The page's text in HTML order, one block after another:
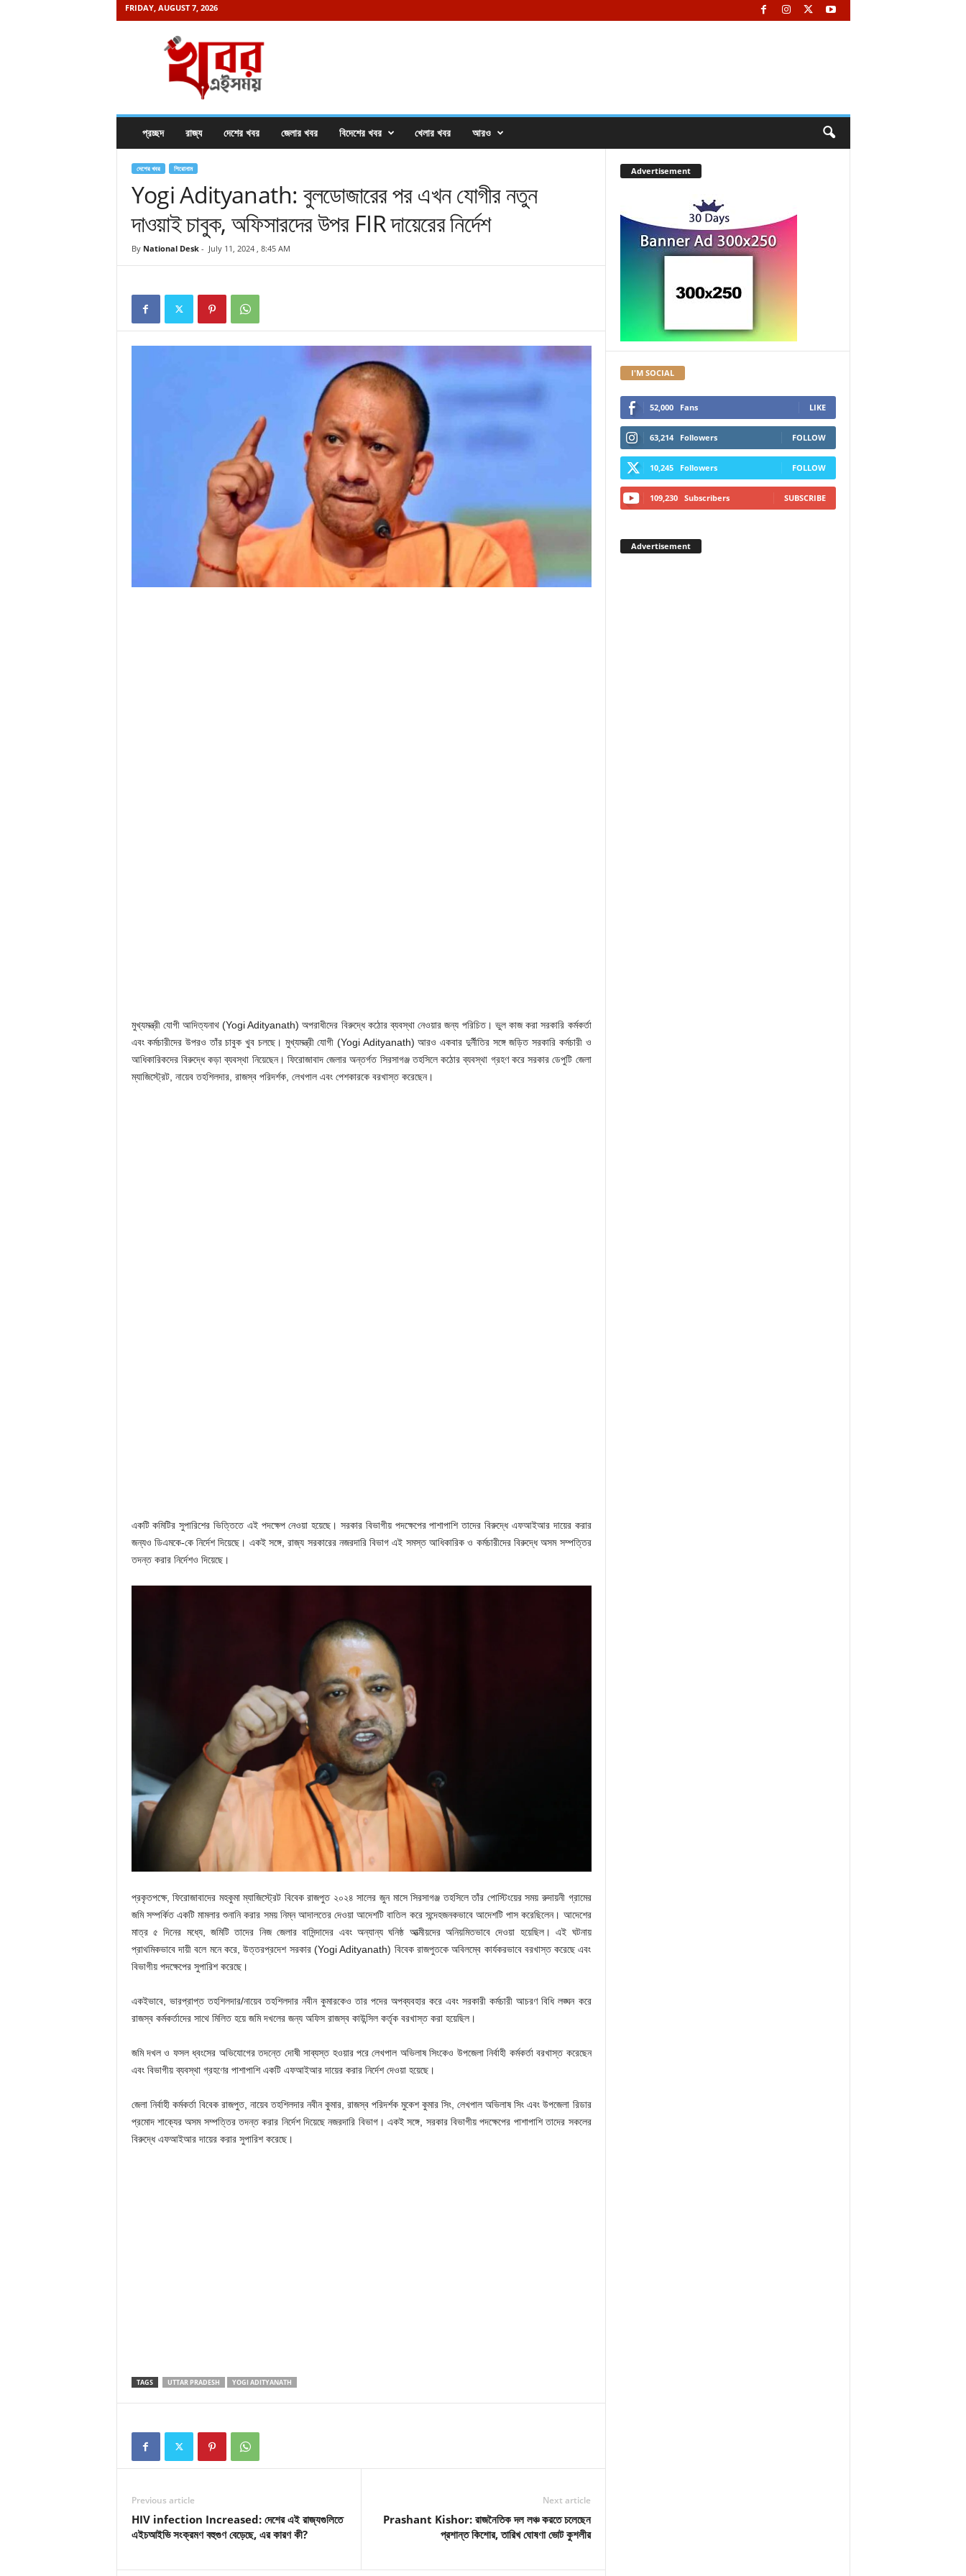
FRIDAY, AUGUST 7, 2026
প্রচ্ছদ রাজ্য দেশের খবর জেলার খবর বিদেশের খবর খেলার খবর আরও
দেশের খবর শিরোনাম
Yogi Adityanath: বুলডোজারের পর এখন যোগীর নতুন
দাওয়াই চাবুক, অফিসারদের উপর FIR দায়েরের নির্দেশ
By National Desk- July 11, 2024 , 8:45 AM
মুখ্যমন্ত্রী যোগী আদিত্যনাথ (Yogi Adityanath) অপরাধীদের বিরুদ্ধে কঠোর ব্যবস্থা নেওয়ার জন্য পরিচিত। ভুল কাজ করা সরকারি কর্মকর্তা
এবং কর্মচারীদের উপরও তাঁর চাবুক খুব চলছে। মুখ্যমন্ত্রী যোগী (Yogi Adityanath) আরও একবার দুর্নীতির সঙ্গে জড়িত সরকারি কর্মচারী ও
আধিকারিকদের বিরুদ্ধে কড়া ব্যবস্থা নিয়েছেন। ফিরোজাবাদ জেলার অন্তর্গত সিরসাগঞ্জ তহসিলে কঠোর ব্যবস্থা গ্রহণ করে সরকার ডেপুটি জেলা
ম্যাজিস্ট্রেট, নায়েব তহশিলদার, রাজস্ব পরিদর্শক, লেখপাল এবং পেশকারকে বরখাস্ত করেছেন।
একটি কমিটির সুপারিশের ভিত্তিতে এই পদক্ষেপ নেওয়া হয়েছে। সরকার বিভাগীয় পদক্ষেপের পাশাপাশি তাদের বিরুদ্ধে এফআইআর দায়ের করার
জন্যও ডিএমকে-কে নির্দেশ দিয়েছে। একই সঙ্গে, রাজ্য সরকারের নজরদারি বিভাগ এই সমস্ত আধিকারিক ও কর্মচারীদের বিরুদ্ধে অসম সম্পত্তির
তদন্ত করার নির্দেশও দিয়েছে।
প্রকৃতপক্ষে, ফিরোজাবাদের মহকুমা ম্যাজিস্ট্রেট বিবেক রাজপুত ২০২৪ সালের জুন মাসে সিরসাগঞ্জ তহসিলে তাঁর পোস্টিংয়ের সময় রুদায়নী গ্রামের
জমি সম্পর্কিত একটি মামলার শুনানি করার সময় নিম্ন আদালতের দেওয়া আদেশটি বাতিল করে সন্দেহজনকভাবে আদেশটি পাস করেছিলেন। আদেশের
মাত্র ৫ দিনের মধ্যে, জমিটি তাদের নিজ জেলার বাসিন্দাদের এবং অন্যান্য ঘনিষ্ঠ আত্মীয়দের অনিয়মিতভাবে দেওয়া হয়েছিল। এই ঘটনায়
প্রাথমিকভাবে দায়ী বলে মনে করে, উত্তরপ্রদেশ সরকার (Yogi Adityanath) বিবেক রাজপুতকে অবিলম্বে কার্যকরভাবে বরখাস্ত করেছে এবং
বিভাগীয় পদক্ষেপের সুপারিশ করেছে।
একইভাবে, ভারপ্রাপ্ত তহশিলদার/নায়েব তহশিলদার নবীন কুমারকেও তার পদের অপব্যবহার করে এবং সরকারী কর্মচারী আচরণ বিধি লঙ্ঘন করে
রাজস্ব কর্মকর্তাদের সাথে মিলিত হয়ে জমি দখলের জন্য অফিস রাজস্ব কাউন্সিল কর্তৃক বরখাস্ত করা হয়েছিল।
জমি দখল ও ফসল ধ্বংসের অভিযোগের তদন্তে দোষী সাব্যস্ত হওয়ার পরে লেখপাল অভিলাষ সিংকেও উপজেলা নির্বাহী কর্মকর্তা বরখাস্ত করেছেন
এবং বিভাগীয় ব্যবস্থা গ্রহণের পাশাপাশি একটি এফআইআর দায়ের করার নির্দেশ দেওয়া হয়েছে।
জেলা নির্বাহী কর্মকর্তা বিবেক রাজপুত, নায়েব তহশিলদার নবীন কুমার, রাজস্ব পরিদর্শক মুকেশ কুমার সিং, লেখপাল অভিলাষ সিং এবং উপজেলা রিডার
প্রমোদ শাক্যের অসম সম্পত্তির তদন্ত করার নির্দেশ দিয়েছে নজরদারি বিভাগ। একই সঙ্গে, সরকার বিভাগীয় পদক্ষেপের পাশাপাশি তাদের সকলের
বিরুদ্ধে এফআইআর দায়ের করার সুপারিশ করেছে।
TAGS UTTAR PRADESH YOGI ADITYANATH
Previous article
HIV infection Increased: দেশের এই রাজ্যগুলিতে
এইচআইভি সংক্রমণ বহুগুণ বেড়েছে, এর কারণ কী?
Next article
Prashant Kishor: রাজনৈতিক দল লঞ্চ করতে চলেছেন
প্রশান্ত কিশোর, তারিখ ঘোষণা ভোট কুশলীর
Advertisement
I'M SOCIAL
52,000 Fans LIKE
63,214 Followers FOLLOW
10,245 Followers FOLLOW
109,230 Subscribers SUBSCRIBE
Advertisement